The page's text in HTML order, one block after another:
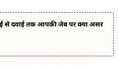
से दवाई तक आपकी जेब पर क्या असर